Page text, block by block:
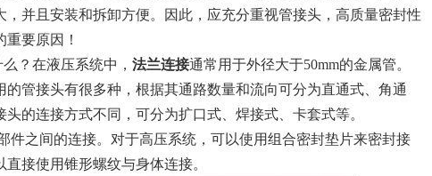
并且安装和拆卸方便。因此，应充分重视管接头，高质量密封性
重要原因！
？在液压系统中， 法兰连接通常用于外径大于50mm的金属管。
管接头有很多种，根据其通路数量和流向可分为直通式、角通
的连接方式不同，可分为扩口式、焊接式、卡套式等。
件之间的连接。对于高压系统，可以使用组合密封垫片来密封接
接使用锥形螺纹与身体连接。